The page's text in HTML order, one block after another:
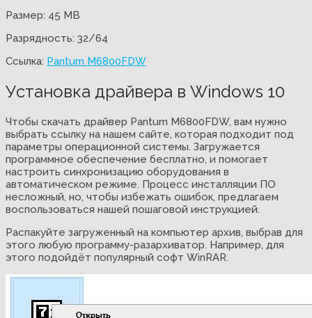
Размер: 45 MB
Разрядность: 32/64
Ссылка: Pantum M6800FDW
Установка драйвера в Windows 10
Чтобы скачать драйвер Pantum M6800FDW, вам нужно
выбрать ссылку на нашем сайте, которая подходит под
параметры операционной системы. Загружается
программное обеспечение бесплатно, и помогает
настроить синхронизацию оборудования в
автоматическом режиме. Процесс инсталляции ПО
несложный, но, чтобы избежать ошибок, предлагаем
воспользоваться нашей пошаговой инструкцией.
Распакуйте загруженный на компьютер архив, выбрав для
этого любую программу-разархиватор. Например, для
этого подойдёт популярный софт WinRAR.